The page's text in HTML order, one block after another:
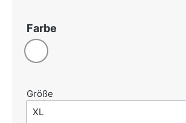
Farbe
Weiß
Größe
Größe-Auswahl öffnen, aktuell
XL